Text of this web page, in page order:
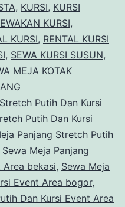
Kursi
, KURSI, KURSI
KURSI,
KURSI, RENTAL KURSI
, SEWA KURSI SUSUN,
MEJA KOTAK
Putih Dan Kursi
Putih Dan Kursi
Panjang Stretch Putih
Sewa Meja Panjang
Area bekasi, Sewa Meja
Event Area bogor,
Dan Kursi Event Area